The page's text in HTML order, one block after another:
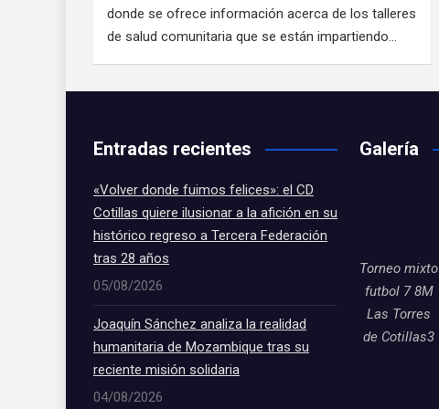
donde se ofrece información acerca de los talleres
de salud comunitaria que se están impartiendo…
Entradas recientes
«Volver donde fuimos felices»: el CD
Cotillas quiere ilusionar a la afición en su
histórico regreso a Tercera Federación
tras 28 años
05/08/2026
Joaquín Sánchez analiza la realidad
humanitaria de Mozambique tras su
reciente misión solidaria
04/08/2026
Galería
Torneo mixto
futbol 7 8M
Las Torres
de Cotillas3